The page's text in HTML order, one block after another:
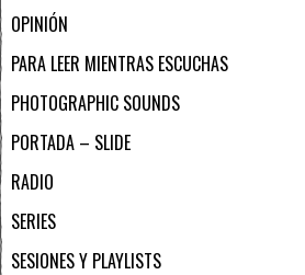
OPINIÓN
PARA LEER MIENTRAS ESCUCHAS
PHOTOGRAPHIC SOUNDS
PORTADA – SLIDE
RADIO
SERIES
SESIONES Y PLAYLISTS